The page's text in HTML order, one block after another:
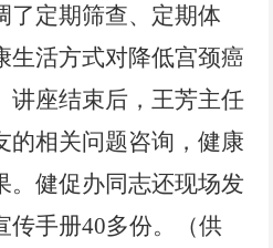
了定期筛查、定期体
生活方式对降低宫颈癌
讲座结束后，王芳主任
的相关问题咨询，健康
。健促办同志还现场发
传手册40多份。（供